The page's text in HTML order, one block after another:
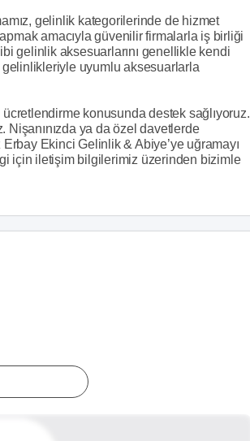
gelinlik kategorilerinde de hizmet
amacıyla güvenilir firmalarla iş birliği
gelinlik aksesuarlarını genellikle kendi
gelinlikleriyle uyumlu aksesuarlarla
konusunda destek sağlıyoruz.
ya da özel davetlerde
Ekinci Gelinlik & Abiye’ye uğramayı
için iletişim bilgilerimiz üzerinden bizimle